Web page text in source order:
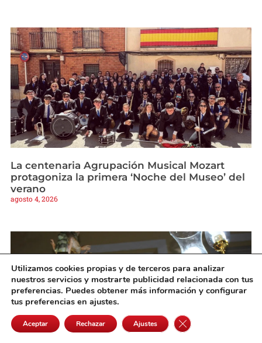
La centenaria Agrupación Musical Mozart
protagoniza la primera ‘Noche del Museo’ del
verano
agosto 4, 2026
Utilizamos cookies propias y de terceros para analizar
nuestros servicios y mostrarte publicidad relacionada con tus
preferencias. Puedes obtener más información y configurar
tus preferencias en ajustes.
Aceptar Rechazar Ajustes Cerrar el banner de